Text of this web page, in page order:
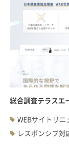
総合調査テラスエ
WEBサイトリニ
レスポンシブ対